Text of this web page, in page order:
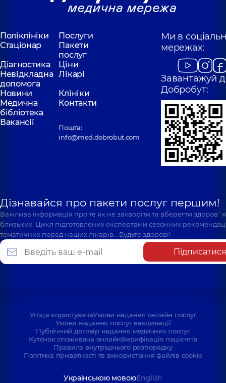
Медичний Центр
«Добробут» для
Святошині
Поліклінікавул.
Святошинська, 3-Б, м.
Медичний
Позняках
Поліклініка
Драгоманова, 21-
Київ
Поліклініки
Послуги
Стаціонар
Пакети
послуг
Діагностика
Ціни
Невідкладна
допомога
Лікарі
Новини
Клініки
Медична
бібліотека
Контакти
Вакансії
Пошта:
info@med.dobrobut.com
Ми в
мережах:
Завантажуй
Добробут:
Дізнавайся про пакети послуг першим!
Важлива інформація про те як не захворіти та вберегти
близьких. Цикл підготовлених експертами сезонних
тематичних порад наших лікарів… Будьте здорові!
Підписатися
Угода користувачаУмови надання онлайн послуг
Умови надання послуг вакцинації
Публічний договір надання медичних послуг
Куточок споживача онлайнВерифікація пацієнтів
Правила внутрішнього розпорядку
Політика приватності та використання файлів cookie
Українською мовоюEnglish